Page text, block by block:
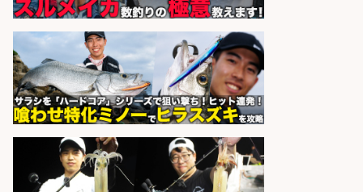
「堺市堺区」 土日祝休みで年間休日
126日&入社祝金10万円/堺市堺区の
工場で自転車部品や釣り具の組立/
日払いOK・未経験歓迎/大阪府
会社名
パーソルファクトリーパートナ
ーズ株式会社
sponsored by 求人ボックス
魚の「バイヤー」貴方の目利きでヒ